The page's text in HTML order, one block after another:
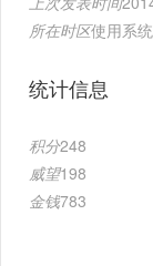
所在时区使用系
统计信息
积分248
威望198
金钱783